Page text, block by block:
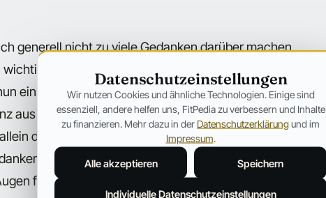
generell nicht zu viele Gedanken darüber machen,
ist es letztlich, dass man das Beste aus dem
ein Vorbild hat, das „stofft“ oder nicht, ist erst einmal
aus einem beeindruckenden Körper sollte niemals
die Motivation, im Training und bei der Ernährung
an Dopingmittel spielt, sollte sich die rechtlichen
führen.
Datenschutzeinstellungen
Wir nutzen Cookies und ähnliche Technologien. Einige sind
essenziell, andere helfen uns, FitPedia zu verbessern und Inhalte
zu finanzieren. Mehr dazu in der Datenschutzerklärungund im
Impressum.
Alle akzeptieren Speichern
Individuelle Datenschutzeinstellungen